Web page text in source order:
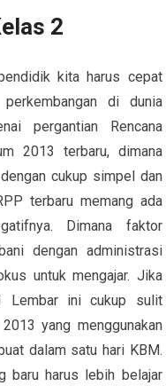
2
kita harus cepat
di dunia
pergantian Rencana
2013 terbaru, dimana
cukup simpel dan
terbaru memang ada
Dimana faktor
dengan administrasi
untuk mengajar. Jika
Lembar ini cukup sulit
yang menggunakan
dalam satu hari KBM.
baru harus lebih belajar